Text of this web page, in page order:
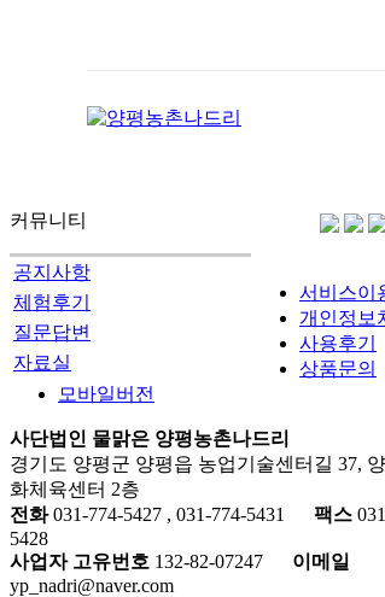
커뮤니티
공지사항
체험후기
질문답변
자료실
서비스이
개인정보
사용후기
상품문의
모바일버전
사단법인 물맑은 양평농촌나드리
경기도 양평군 양평읍 농업기술센터길 37,
화체육센터 2층
전화031-774-5427 , 031-774-5431 팩스
5428
사업자 고유번호 132-82-07247
이메일
yp_nadri@naver.com